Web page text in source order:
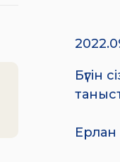
Бүгін